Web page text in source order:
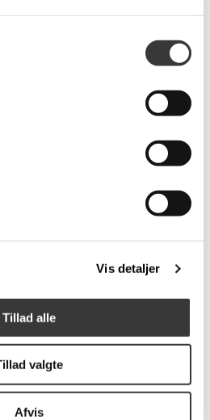
Vis detaljer
Tillad alle
valgte
Afvis
4.662,00 DKK
Flere
Varianter
SACKit Cobana Junior
Flere
Varianter